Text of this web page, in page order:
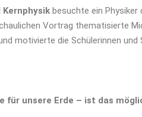
besuchte ein Physiker
Vortrag thematisierte
motivierte die Schülerinnen
für unsere Erde – ist das